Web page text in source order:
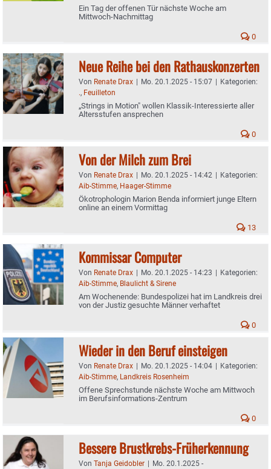
Ein Tag der offenen Tür nächste Woche am
Mittwoch-Nachmittag
0
Neue Reihe bei den Rathauskonzerten
Von Renate Drax | Mo. 20.1.2025 - 15:07 | Kategorien:
., Feuilleton
„Strings in Motion" wollen Klassik-Interessierte aller
Altersstufen ansprechen
0
Von der Milch zum Brei
Von Renate Drax | Mo. 20.1.2025 - 14:42 | Kategorien:
Aib-Stimme, Haager-Stimme
Ökotrophologin Marion Benda informiert junge Eltern
online an einem Vormittag
13
Kommissar Computer
Von Renate Drax | Mo. 20.1.2025 - 14:23 | Kategorien:
Aib-Stimme, Blaulicht & Sirene
Am Wochenende: Bundespolizei hat im Landkreis drei
von der Justiz gesuchte Männer verhaftet
0
Wieder in den Beruf einsteigen
Von Renate Drax | Mo. 20.1.2025 - 14:04 | Kategorien:
Aib-Stimme, Landkreis Rosenheim
Offene Sprechstunde nächste Woche am Mittwoch
im Berufsinformations-Zentrum
0
Bessere Brustkrebs-Früherkennung
Von Tanja Geidobler | Mo. 20.1.2025 -